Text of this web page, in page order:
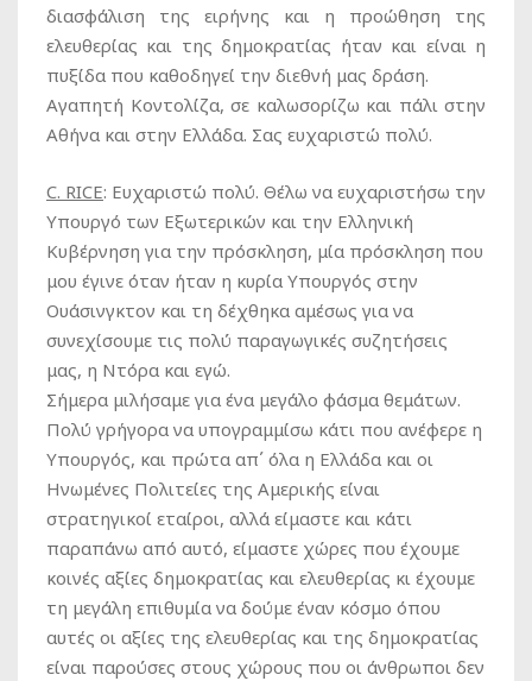
διασφάλιση της ειρήνης και η προώθηση της
ελευθερίας και της δημοκρατίας ήταν και είναι η
πυξίδα που καθοδηγεί την διεθνή μας δράση.
Αγαπητή Κοντολίζα, σε καλωσορίζω και πάλι στην
Αθήνα και στην Ελλάδα. Σας ευχαριστώ πολύ.
C. RICE: Ευχαριστώ πολύ. Θέλω να ευχαριστήσω την
Υπουργό των Εξωτερικών και την Ελληνική
Κυβέρνηση για την πρόσκληση, μία πρόσκληση που
μου έγινε όταν ήταν η κυρία Υπουργός στην
Ουάσινγκτον και τη δέχθηκα αμέσως για να
συνεχίσουμε τις πολύ παραγωγικές συζητήσεις
μας, η Ντόρα και εγώ.
Σήμερα μιλήσαμε για ένα μεγάλο φάσμα θεμάτων.
Πολύ γρήγορα να υπογραμμίσω κάτι που ανέφερε η
Υπουργός, και πρώτα απ΄ όλα η Ελλάδα και οι
Ηνωμένες Πολιτείες της Αμερικής είναι
στρατηγικοί εταίροι, αλλά είμαστε και κάτι
παραπάνω από αυτό, είμαστε χώρες που έχουμε
κοινές αξίες δημοκρατίας και ελευθερίας κι έχουμε
τη μεγάλη επιθυμία να δούμε έναν κόσμο όπου
αυτές οι αξίες της ελευθερίας και της δημοκρατίας
είναι παρούσες στους χώρους που οι άνθρωποι δεν